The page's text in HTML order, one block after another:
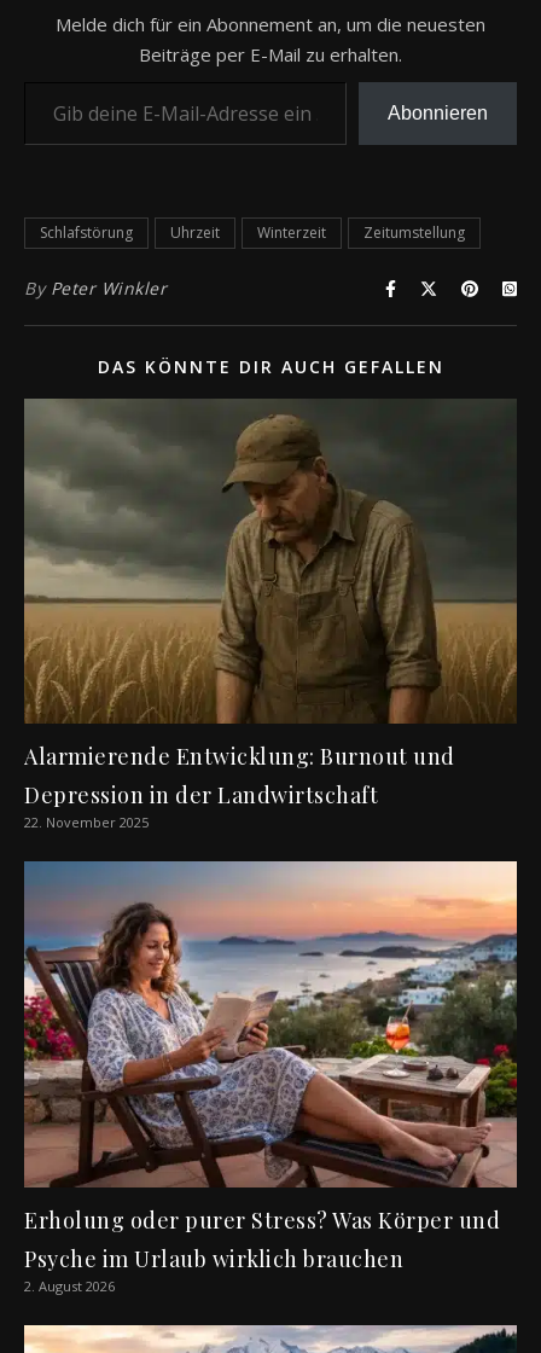
Melde dich für ein Abonnement an, um die neuesten
Beiträge per E-Mail zu erhalten.
Abonnieren
Schlafstörung Uhrzeit Winterzeit Zeitumstellung
By Peter Winkler
DAS KÖNNTE DIR AUCH GEFALLEN
Alarmierende Entwicklung: Burnout und
Depression in der Landwirtschaft
22. November 2025
Erholung oder purer Stress? Was Körper und
Psyche im Urlaub wirklich brauchen
2. August 2026